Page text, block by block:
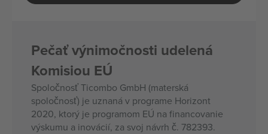
Pečať výnimočnosti udelená
Komisiou EÚ
Spoločnosť Ticombo GmbH (materská
spoločnosť) je uznaná v programe Horizont
2020, ktorý je programom EÚ na financovanie
výskumu a inovácií, za svoj návrh č. 782393.